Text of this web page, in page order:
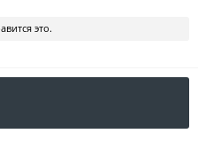
это.